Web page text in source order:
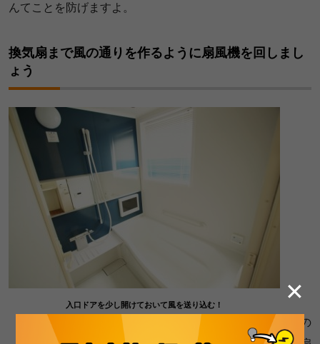
✕
んてことを防げますよ。
換気扇まで風の通りを作るように扇風機を回しまし
ょう
入口ドアを少し開けておいて風を送り込む！
一般的に換気扇は浴室の天井近くに設置されていますの